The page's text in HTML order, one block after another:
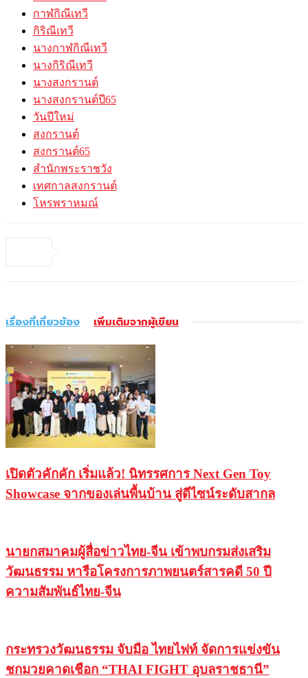
กาฬกิณีเทวี
กิริณีเทวี
นางกาฬกิณีเทวี
นางกิริณีเทวี
นางสงกรานต์
นางสงกรานต์ปี65
วันปีใหม่
สงกรานต์
สงกรานต์65
สำนักพระราชวัง
เทศกาลสงกรานต์
โหรพราหมณ์
เรื่องที่เกี่ยวข้อง เพิ่มเติมจากผู้เขียน
เปิดตัวคักคัก เริ่มแล้ว! นิทรรศการ Next Gen Toy
Showcase จากของเล่นพื้นบ้าน สู่ดีไซน์ระดับสากล
นายกสมาคมผู้สื่อข่าวไทย-จีน เข้าพบกรมส่งเสริม
วัฒนธรรม หารือโครงการภาพยนตร์สารคดี 50 ปี
ความสัมพันธ์ไทย-จีน
กระทรวงวัฒนธรรม จับมือ ไทยไฟท์ จัดการแข่งขัน
ชกมวยคาดเชือก “THAI FIGHT อุบลราชธานี”